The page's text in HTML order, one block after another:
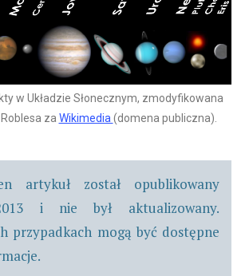
w Układzie Słonecznym, zmodyfikowana
za Wikimedia (domena publiczna).
artykuł został opublikowany
i nie był aktualizowany.
przypadkach mogą być dostępne